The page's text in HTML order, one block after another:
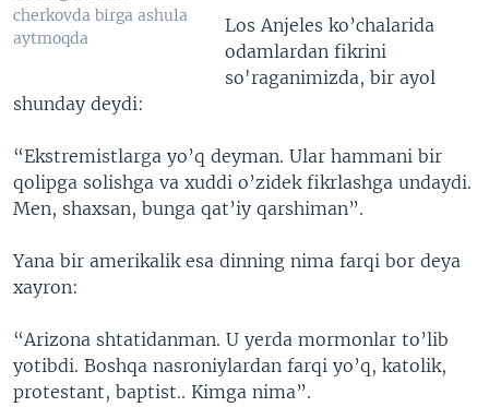
cherkovda birga ashula
aytmoqda
Los Anjeles ko’chalarida
odamlardan fikrini
so'raganimizda, bir ayol
shunday deydi:
“Ekstremistlarga yo’q deyman. Ular hammani bir
qolipga solishga va xuddi o’zidek fikrlashga undaydi.
Men, shaxsan, bunga qat’iy qarshiman”.
Yana bir amerikalik esa dinning nima farqi bor deya
xayron:
“Arizona shtatidanman. U yerda mormonlar to’lib
yotibdi. Boshqa nasroniylardan farqi yo’q, katolik,
protestant, baptist.. Kimga nima”.